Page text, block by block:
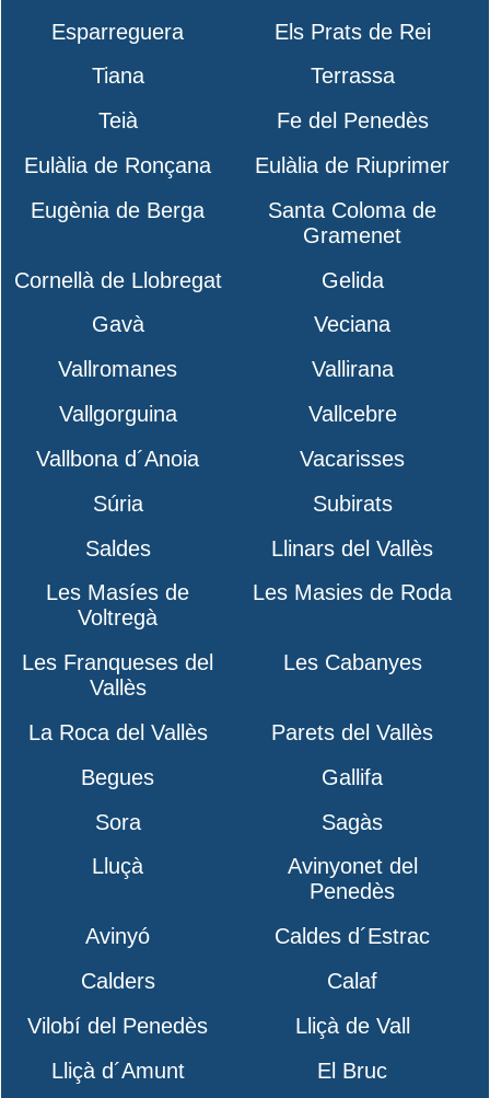
Esparreguera
Els Prats de Rei
Tiana
Terrassa
Teià
Fe del Penedès
Eulàlia de Ronçana
Eulàlia de Riuprimer
Eugènia de Berga
Santa Coloma de
Gramenet
Cornellà de Llobregat
Gelida
Gavà
Veciana
Vallromanes
Vallirana
Vallgorguina
Vallcebre
Vallbona d´Anoia
Vacarisses
Súria
Subirats
Saldes
Llinars del Vallès
Les Masíes de
Voltregà
Les Masies de Roda
Les Franqueses del
Vallès
Les Cabanyes
La Roca del Vallès
Parets del Vallès
Begues
Gallifa
Sora
Sagàs
Lluçà
Avinyonet del
Penedès
Avinyó
Caldes d´Estrac
Calders
Calaf
Vilobí del Penedès
Lliçà de Vall
Lliçà d´Amunt
El Bruc